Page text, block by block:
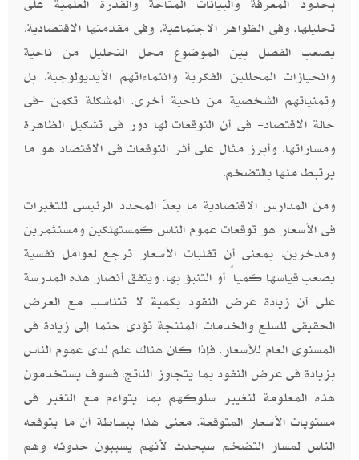
بحدود المعرفة والبيانات المتاحة والقدرة العلمية على
تحليلها. وفى الظواهر الاجتماعية، وفى مقدمتها الاقتصادية،
يصعب الفصل بين الموضوع محل التحليل من ناحية
وانحيازات المحللين الفكرية وانتماءاتهم الأيديولوجية، بل
وتمنياتهم الشخصية من ناحية أخرى. المشكلة تكمن -فى
حالة الاقتصاد- فى أن التوقعات لها دور فى تشكيل الظاهرة
ومساراتها، وأبرز مثال على أثر التوقعات فى الاقتصاد هو ما
يرتبط منها بالتضخم.
ومن المدارس الاقتصادية ما يعدّ المحدد الرئيسى للتغيرات
فى الأسعار هو توقعات عموم الناس كمستهلكين ومستثمرين
ومدخرين، بمعنى أن تقلبات الأسعار ترجع لعوامل نفسية
يصعب قياسها كمياً أو التنبؤ بها. ويتفق أنصار هذه المدرسة
على أن زيادة عرض النقود بكمية لا تتناسب مع العرض
الحقيقى للسلع والخدمات المنتجة تؤدى حتما إلى زيادة فى
المستوى العام للأسعار. فإذا كان هناك علم لدى عموم الناس
بزيادة فى عرض النقود بما يتجاوز الناتج، فسوف يستخدمون
هذه المعلومة لتغيير سلوكهم بما يتواءم مع التغير فى
مستويات الأسعار المتوقعة. معنى هذا ببساطة أن ما يتوقعه
الناس لمسار التضخم سيحدث لأنهم يسببون حدوثه وهم